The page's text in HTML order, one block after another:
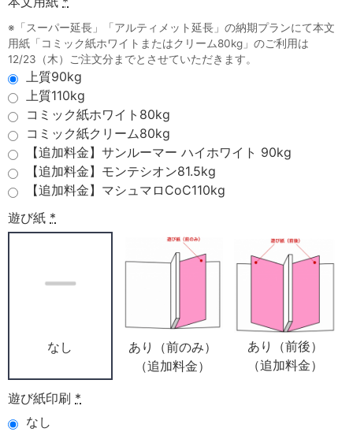
※「スーパー延長」「アルティメット延長」の納期プランにて本文
用紙「コミック紙ホワイトまたはクリーム80kg」のご利用は
12/23（木）ご注文分までとさせていただきます。
上質90kg
上質110kg
コミック紙ホワイト80kg
コミック紙クリーム80kg
【追加料金】サンルーマー ハイホワイト 90kg
【追加料金】モンテシオン81.5kg
【追加料金】マシュマロCoC110kg
遊び紙 *
なし
あり（前のみ）
（追加料金）
あり（前後）
（追加料金）
遊び紙印刷 *
なし